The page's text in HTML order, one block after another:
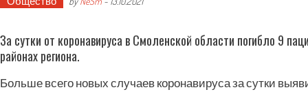
За сутки от коронавируса в Смоленской области погибло 9
районах региона.
Больше всего новых случаев коронавируса за сутки